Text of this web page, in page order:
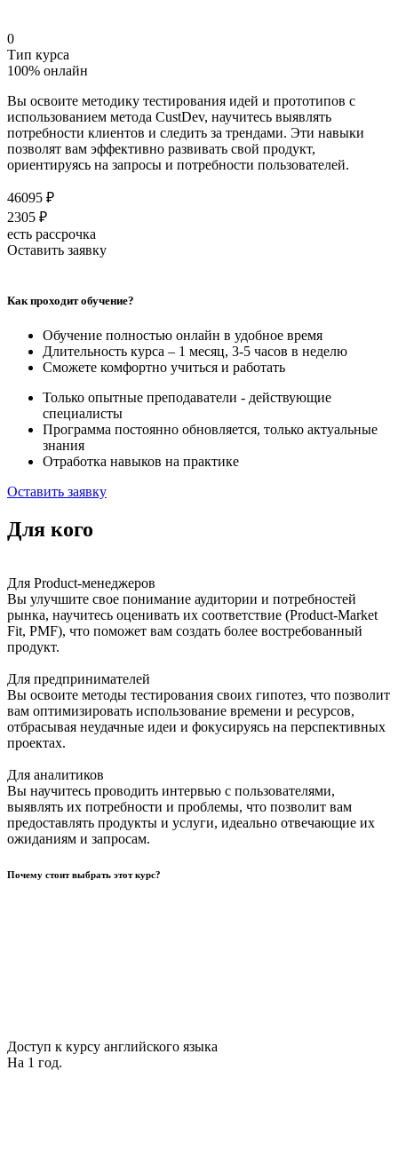
0
Тип курса
100% онлайн
Вы освоите методику тестирования идей и прототипов с
использованием метода CustDev, научитесь выявлять
потребности клиентов и следить за трендами. Эти навыки
позволят вам эффективно развивать свой продукт,
ориентируясь на запросы и потребности пользователей.
46095 ₽
2305 ₽
есть рассрочка
Оставить заявку
Как проходит обучение?
Обучение полностью онлайн в удобное время
Длительность курса – 1 месяц, 3-5 часов в неделю
Сможете комфортно учиться и работать
Только опытные преподаватели - действующие
специалисты
Программа постоянно обновляется, только актуальные
знания
Отработка навыков на практике
Оставить заявку
Для кого
Для Product-менеджеров
Вы улучшите свое понимание аудитории и потребностей
рынка, научитесь оценивать их соответствие (Product-Market
Fit, PMF), что поможет вам создать более востребованный
продукт.
Для предпринимателей
Вы освоите методы тестирования своих гипотез, что позволит
вам оптимизировать использование времени и ресурсов,
отбрасывая неудачные идеи и фокусируясь на перспективных
проектах.
Для аналитиков
Вы научитесь проводить интервью с пользователями,
выявлять их потребности и проблемы, что позволит вам
предоставлять продукты и услуги, идеально отвечающие их
ожиданиям и запросам.
Почему стоит выбрать этот курс?
Доступ к курсу английского языка
На 1 год.